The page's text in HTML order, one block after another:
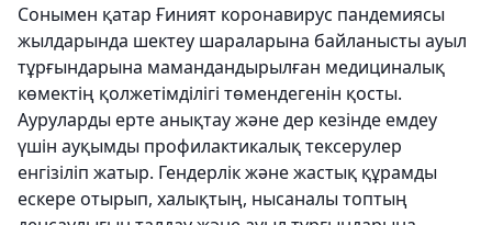
Сонымен қатар Ғиният коронавирус пандемиясы
жылдарында шектеу шараларына байланысты ауыл
тұрғындарына мамандандырылған медициналық
көмектің қолжетімділігі төмендегенін қосты.
Ауруларды ерте анықтау және дер кезінде емдеу
үшін ауқымды профилактикалық тексерулер
енгізіліп жатыр. Гендерлік және жастық құрамды
ескере отырып, халықтың, нысаналы топтың